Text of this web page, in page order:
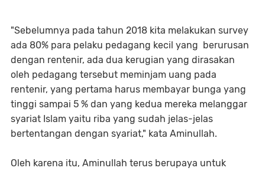
"Sebelumnya pada tahun 2018 kita melakukan survey
ada 80% para pelaku pedagang kecil yang berurusan
dengan rentenir, ada dua kerugian yang dirasakan
oleh pedagang tersebut meminjam uang pada
rentenir, yang pertama harus membayar bunga yang
tinggi sampai 5 % dan yang kedua mereka melanggar
syariat Islam yaitu riba yang sudah jelas-jelas
bertentangan dengan syariat," kata Aminullah.
Oleh karena itu, Aminullah terus berupaya untuk